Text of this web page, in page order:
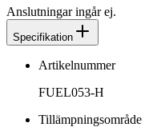
Anslutningar ingår ej.
Specifikation
Artikelnummer
FUEL053-H
Tillämpningsområde